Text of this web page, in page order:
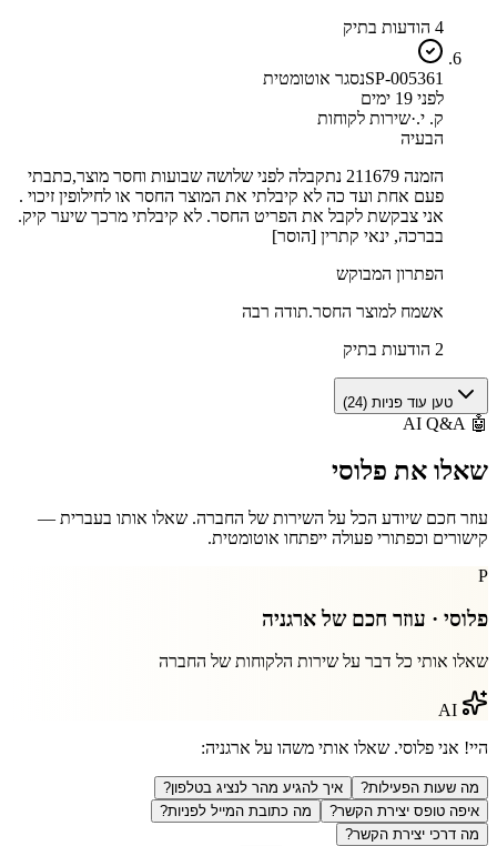
4 הודעות בתיק
SP-005361נסגר אוטומטית
לפני 19 ימים
ק. י.·שירות לקוחות
הבעיה
הזמנה 211679 נתקבלה לפני שלושה שבועות וחסר מוצר,כתבתי
פעם אחת ועד כה לא קיבלתי את המוצר החסר או לחילופין זיכוי .
אני צבקשת לקבל את הפריט החסר. לא קיבלתי מרכך שיער קיק.
בברכה, ינאי קתרין [הוסר]
הפתרון המבוקש
אשמח למוצר החסר.תודה רבה
2 הודעות בתיק
טען עוד פניות (24
)
🤖
AI Q&A
שאלו את פלוסי
עוזר חכם שיודע הכל על השירות של החברה. שאלו אותו בעברית —
קישורים וכפתורי פעולה ייפתחו אוטומטית.
P
פלוסי · עוזר חכם שלארגניה
שאלו אותי כל דבר על שירות הלקוחות של החברה
היי! אני פלוסי. שאלו אותי משהו על ארגניה:
מה שעות הפעילות?
איך להגיע מהר לנציג בטלפון?
איפה טופס יצירת הקשר?
מה כתובת המייל לפניות?
מה דרכי יצירת הקשר?